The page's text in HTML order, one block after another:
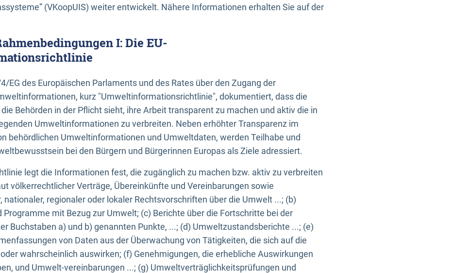
(VKoopUIS) weiter entwickelt. Nähere Informationen erhalten Sie auf der
I: Die EU-
EG des Europäischen Parlaments und des Rates über den Zugang der
kurz "Umweltinformationsrichtlinie", dokumentiert, dass die
Behörden in der Pflicht sieht, ihre Arbeit transparent zu machen und aktiv die in
Umweltinformationen zu verbreiten. Neben erhöhter Transparenz im
behördlichen Umweltinformationen und Umweltdaten, werden Teilhabe und
bei den Bürgern und Bürgerinnen Europas als Ziele adressiert.
legt die Informationen fest, die zugänglich zu machen bzw. aktiv zu verbreiten
völkerrechtlicher Verträge, Übereinkünfte und Vereinbarungen sowie
regionaler oder lokaler Rechtsvorschriften über die Umwelt ...; (b)
Programme mit Bezug zur Umwelt; (c) Berichte über die Fortschritte bei der
Buchstaben a) und b) genannten Punkte, ...; (d) Umweltzustandsberichte ...; (e)
von Daten aus der Überwachung von Tätigkeiten, die sich auf die
wahrscheinlich auswirken; (f) Genehmigungen, die erhebliche Auswirkungen
und Umwelt-vereinbarungen ...; (g) Umweltverträglichkeitsprüfungen und